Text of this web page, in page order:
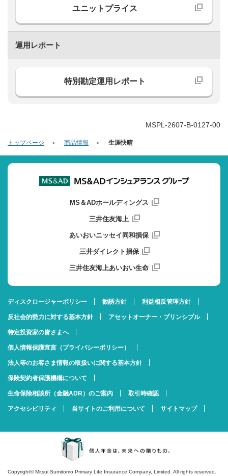
ユニットプライス
運用レポート
特別勘定運用レポート
MSPL-2607-B-0127-00
トップページ 商品情報 生涯快晴
MS＆ADホールディングス
三井住友海上
あいおいニッセイ同和損保
三井ダイレクト損保
三井住友海上あいおい生命
ディスクロージャーポリシー 勧誘方針 利益相反管理方針
反社会的勢力に対する基本方針 アセットオーナー・プリンシプル
特定投資家の皆さまへ
個人情報保護宣言（プライバシーポリシー）
法人等のお客さま情報の取扱いに関する基本方針
保険契約者保護機構について
生命保険相談所（金融ADR）のご案内 取引時確認
アクセシビリティ 当サイトのご利用について サイトマップ
Copyright© Mitsui Sumitomo Primary Life Insurance Company, Limited. All rights reserved.